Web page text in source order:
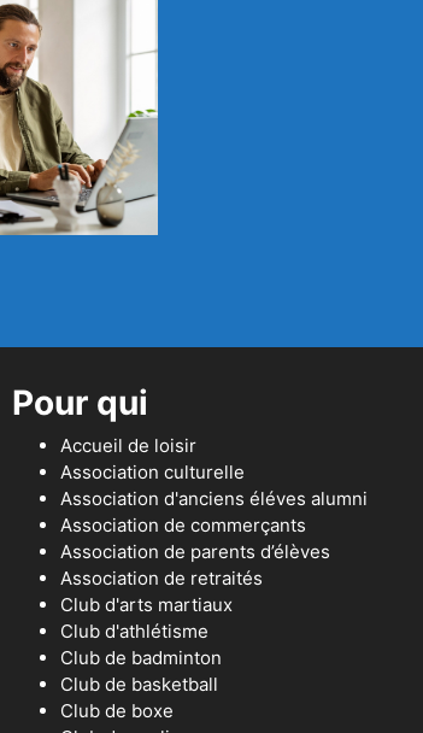
Pour qui
Accueil de loisir
Association culturelle
Association d'anciens éléves alumni
Association de commerçants
Association de parents d’élèves
Association de retraités
Club d'arts martiaux
Club d'athlétisme
Club de badminton
Club de basketball
Club de boxe